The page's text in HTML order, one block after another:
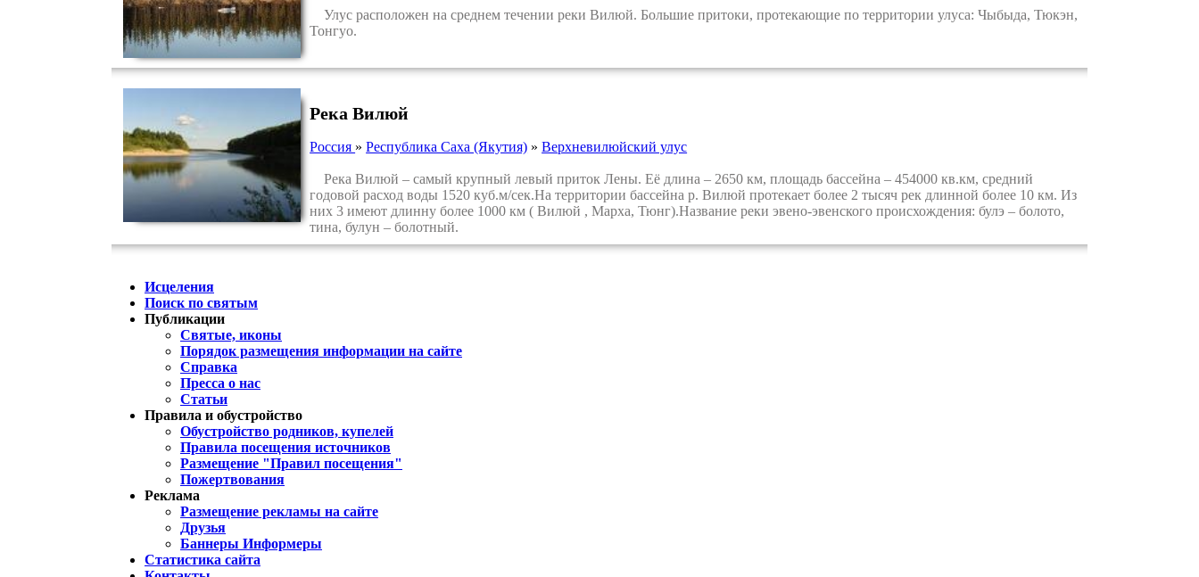
Улус расположен на среднем течении реки Вилюй. Большие притоки, протекающие по территории улуса: Чыбыда, Тюкэн,
Тонгуо.
Река Вилюй
Россия »Республика Саха (Якутия) »Верхневилюйский улус
Река Вилюй – самый крупный левый приток Лены. Её длина – 2650 км, площадь бассейна – 454000 кв.км, средний
годовой расход воды 1520 куб.м/сек.На территории бассейна р. Вилюй протекает более 2 тысяч рек длинной более 10 км. Из
них 3 имеют длинну более 1000 км ( Вилюй , Марха, Тюнг).Название реки эвено-эвенского происхождения: булэ – болото,
тина, булун – болотный.
Исцеления
Поиск по святым
Публикации
Святые, иконы
Порядок размещения информации на сайте
Справка
Пресса о нас
Статьи
Правила и обустройство
Обустройство родников, купелей
Правила посещения источников
Размещение "Правил посещения"
Пожертвования
Реклама
Размещение рекламы на сайте
Друзья
Баннеры Информеры
Статистика сайта